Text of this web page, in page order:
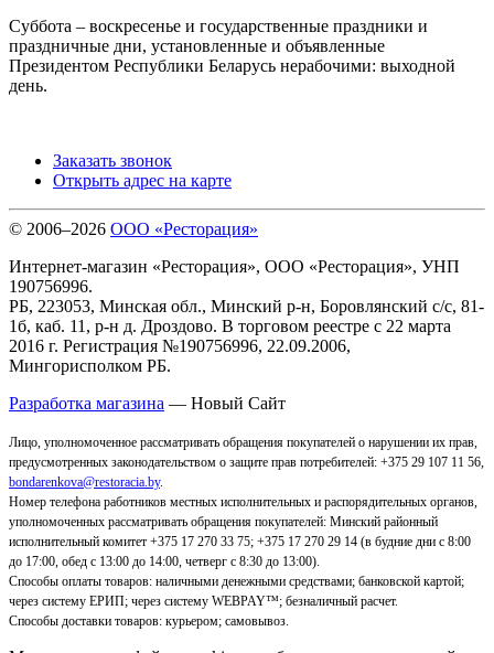
Суббота – воскресенье и государственные праздники и
праздничные дни, установленные и объявленные
Президентом Республики Беларусь нерабочими: выходной
день.
Заказать звонок
Открыть адрес на карте
© 2006–2026 ООО «Ресторация»
Интернет-магазин «Ресторация», ООО «Ресторация», УНП
190756996.
РБ, 223053, Минская обл., Минский р-н, Боровлянский с/с, 81-
1б, каб. 11, р-н д. Дроздово. В торговом реестре с 22 марта
2016 г. Регистрация №190756996, 22.09.2006,
Мингорисполком РБ.
Разработка магазина — Новый Сайт
Лицо, уполномоченное рассматривать обращения покупателей о нарушении их прав,
предусмотренных законодательством о защите прав потребителей: +375 29 107 11 56,
bondarenkova@restoracia.by.
Номер телефона работников местных исполнительных и распорядительных органов,
уполномоченных рассматривать обращения покупателей: Минский районный
исполнительный комитет +375 17 270 33 75; +375 17 270 29 14 (в будние дни с 8:00
до 17:00, обед с 13:00 до 14:00, четверг с 8:30 до 13:00).
Способы оплаты товаров: наличными денежными средствами; банковской картой;
через систему ЕРИП; через систему WEBPAY™; безналичный расчет.
Способы доставки товаров: курьером; самовывоз.